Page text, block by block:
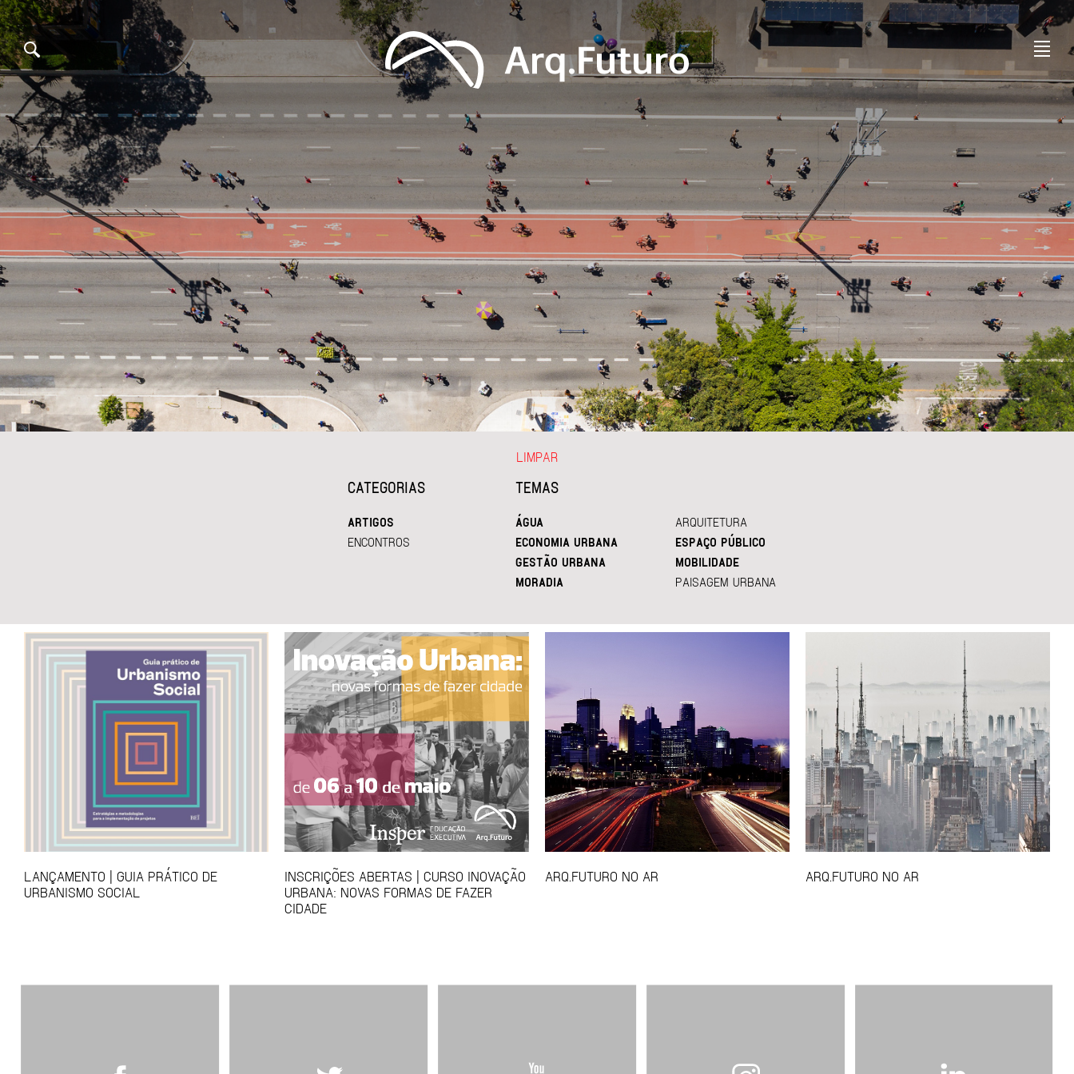
CATEGORIAS
ARTIGOS
ENCONTROS
TEMAS
ÁGUA
ARQUITETURA
ECONOMIA URBANA
ESPAÇO PÚBLICO
GESTÃO URBANA
MOBILIDADE
MORADIA
PAISAGEM URBANA
LIMPAR
LANÇAMENTO | GUIA PRÁTICO DE
URBANISMO SOCIAL
INSCRIÇÕES ABERTAS | CURSO INOVAÇÃO
URBANA: NOVAS FORMAS DE FAZER
CIDADE
ARQ.FUTURO NO AR ARQ.FUTURO NO AR